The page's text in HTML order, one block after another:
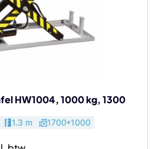
HW1004, 1000 kg, 1300
1.3 m
1700*1000